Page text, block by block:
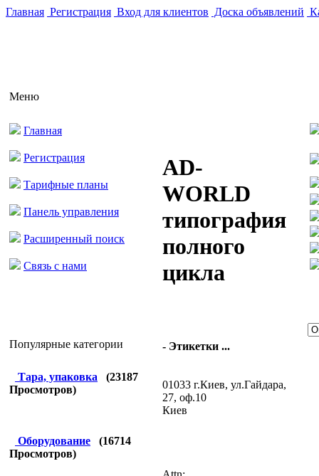
Главная Регистрация Вход для клиентов Доска объявлений
Меню
Главная
Регистрация
Тарифные планы
Панель управления
Расширенный поиск
Связь с нами
Популярные категории
Тара, упаковка (23187
Просмотров)
Оборудование (16714
Просмотров)
AD-
WORLD
типография
полного
цикла
- Этикетки ...
01033 г.Киев, ул.Гайдара,
27, оф.10
Киев